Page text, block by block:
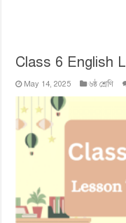
Class 6 English
May 14, 2025 ৬ষ্ঠ শ্রেণি